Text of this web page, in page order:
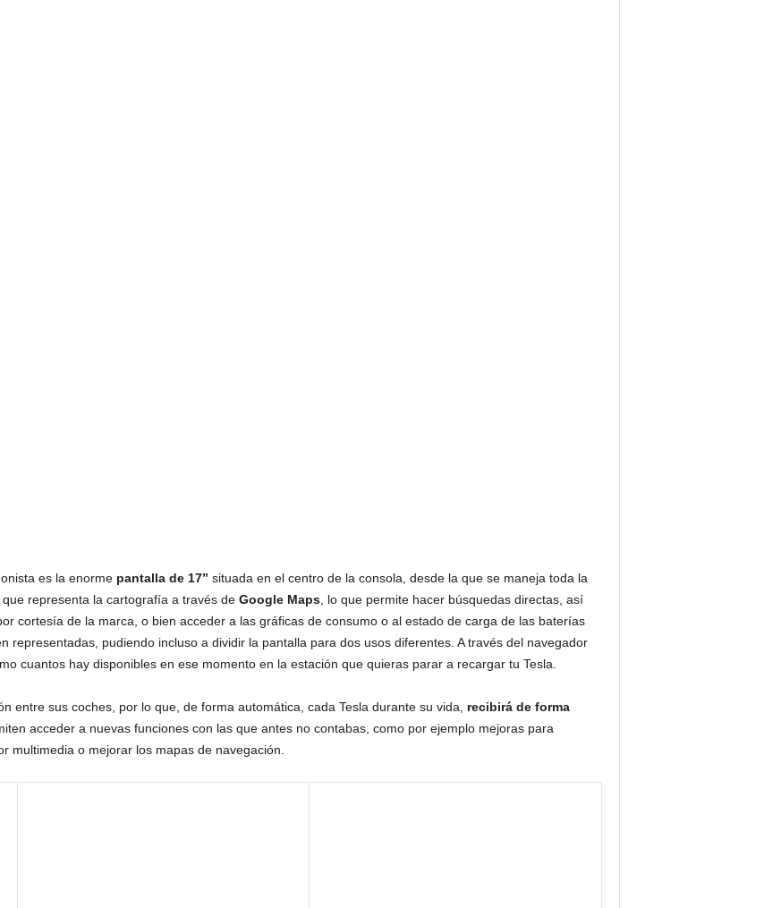
es la enorme pantalla de 17” situada en el centro de la consola, desde la que se maneja toda la
representa la cartografía a través de Google Maps, lo que permite hacer búsquedas directas, así
cortesía de la marca, o bien acceder a las gráficas de consumo o al estado de carga de las baterías
representadas, pudiendo incluso a dividir la pantalla para dos usos diferentes. A través del navegador
cuantos hay disponibles en ese momento en la estación que quieras parar a recargar tu Tesla.
entre sus coches, por lo que, de forma automática, cada Tesla durante su vida, recibirá de forma
acceder a nuevas funciones con las que antes no contabas, como por ejemplo mejoras para
multimedia o mejorar los mapas de navegación.